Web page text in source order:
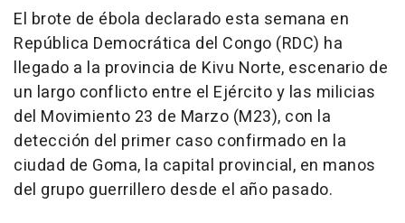
El brote de ébola declarado esta semana en
República Democrática del Congo (RDC) ha
llegado a la provincia de Kivu Norte, escenario de
un largo conflicto entre el Ejército y las milicias
del Movimiento 23 de Marzo (M23), con la
detección del primer caso confirmado en la
ciudad de Goma, la capital provincial, en manos
del grupo guerrillero desde el año pasado.